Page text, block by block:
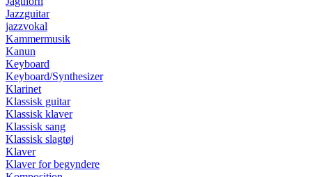
Jazzguitar
jazzvokal
Kammermusik
Kanun
Keyboard
Keyboard/Synthesizer
Klarinet
Klassisk guitar
Klassisk klaver
Klassisk sang
Klassisk slagtøj
Klaver
Klaver for begyndere